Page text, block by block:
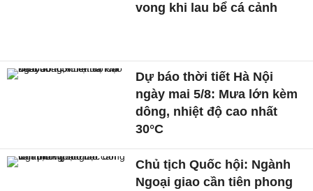
vong khi lau bể cá cảnh
Dự báo thời tiết Hà Nội
ngày mai 5/8: Mưa lớn kèm
dông, nhiệt độ cao nhất
30°C
Chủ tịch Quốc hội: Ngành
Ngoại giao cần tiên phong